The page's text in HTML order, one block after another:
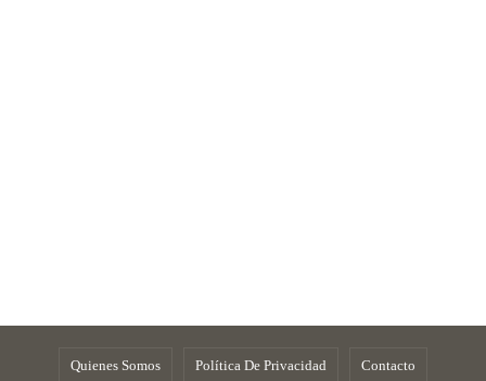
Quienes Somos Política De Privacidad Contacto